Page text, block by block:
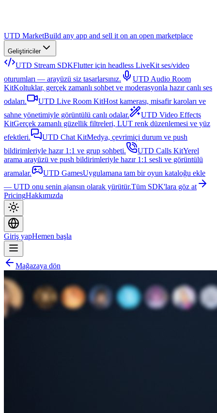
UTD MarketBuild any app and sell it on an open marketplace
Geliştiriciler
UTD Stream SDKFlutter için headless LiveKit ses/video
oturumları — arayüzü siz tasarlarsınız.
UTD Audio Room
KitKoltuklar, gerçek zamanlı sohbet ve moderasyonla hazır canlı ses
odaları.
UTD Live Room KitHost kamerası, misafir karoları ve
sahne yönetimiyle görüntülü canlı odalar.
UTD Video Effects
KitGerçek zamanlı güzellik filtreleri, LUT renk düzenlemesi ve yüz
efektleri.
UTD Chat KitMedya, çevrimiçi durum ve push
bildirimleriyle hazır 1:1 ve grup sohbeti.
UTD Calls KitYerel
arama arayüzü ve push bildirimleriyle hazır 1:1 sesli ve görüntülü
aramalar.
UTD GamesUygulamana tam bir oyun kataloğu ekle
— UTD onu senin ajansın olarak yürütür.Tüm SDK'lara göz at
PricingHakkımızda
Giriş yapHemen başla
Mağazaya dön